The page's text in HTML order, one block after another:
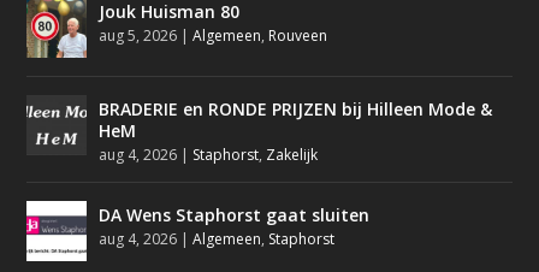
Jouk Huisman 80
aug 5, 2026 |Algemeen, Rouveen
BRADERIE en RONDE PRIJZEN bij Hilleen Mode &
HeM
aug 4, 2026 | Staphorst, Zakelijk
DA Wens Staphorst gaat sluiten
aug 4, 2026 |Algemeen, Staphorst